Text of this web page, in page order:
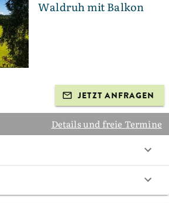
Waldruh mit Balkon
JETZT ANFRAGEN
Details und freie Termine